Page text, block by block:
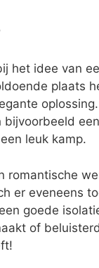
het idee van
plaats
leuk kamp.
romantische
er eveneens
goede
of